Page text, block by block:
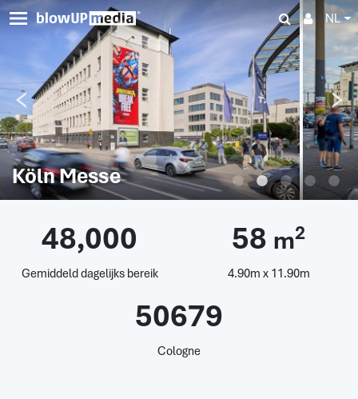
NL
Köln Messe
48,000
Gemiddeld dagelijks bereik
58 m2
4.90m x 11.90m
50679
Cologne